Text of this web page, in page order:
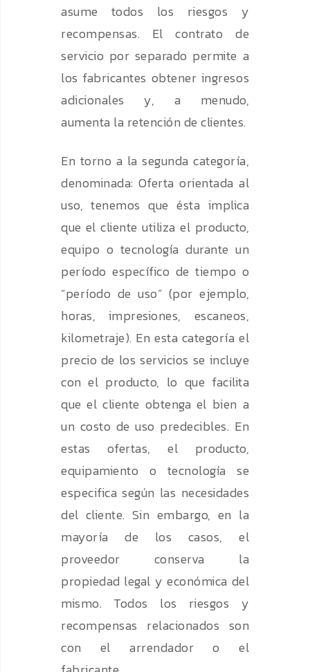
asume todos los riesgos y
recompensas. El contrato de
servicio por separado permite a
los fabricantes obtener ingresos
adicionales y, a menudo,
aumenta la retención de clientes.
En torno a la segunda categoría,
denominada: Oferta orientada al
uso, tenemos que ésta implica
que el cliente utiliza el producto,
equipo o tecnología durante un
período específico de tiempo o
“período de uso” (por ejemplo,
horas, impresiones, escaneos,
kilometraje). En esta categoría el
precio de los servicios se incluye
con el producto, lo que facilita
que el cliente obtenga el bien a
un costo de uso predecibles. En
estas ofertas, el producto,
equipamiento o tecnología se
especifica según las necesidades
del cliente. Sin embargo, en la
mayoría de los casos, el
proveedor conserva la
propiedad legal y económica del
mismo. Todos los riesgos y
recompensas relacionados son
con el arrendador o el